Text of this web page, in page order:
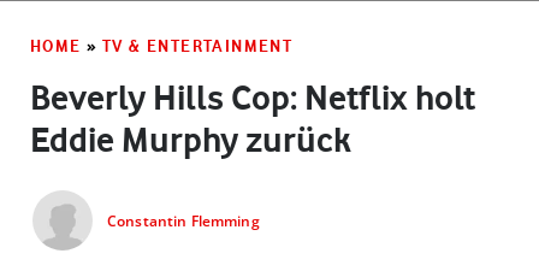
HOME » TV & ENTERTAINMENT
Beverly Hills Cop: Netflix holt
Eddie Murphy zurück
Constantin Flemming